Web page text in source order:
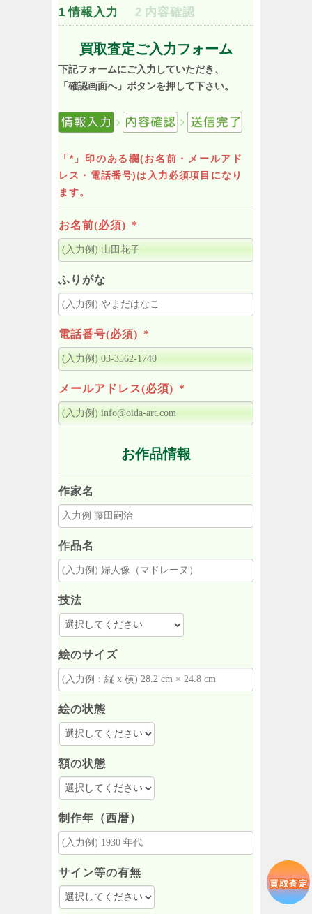
1 情報入力 2 内容確認
買取査定ご入力フォーム
下記フォームにご入力していただき、
「確認画面へ」ボタンを押して下さい。
「*」印のある欄(お名前・メールアド
レス・電話番号)は入力必須項目になり
ます。
お名前(必須) *
ふりがな
電話番号(必須) *
メールアドレス(必須) *
お作品情報
作家名
作品名
技法
絵のサイズ
絵の状態
額の状態
制作年（西暦）
サイン等の有無